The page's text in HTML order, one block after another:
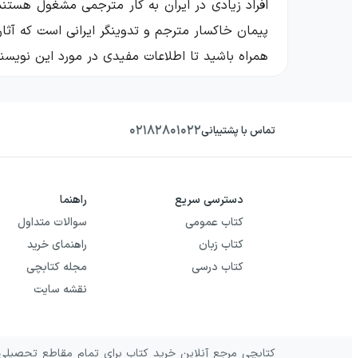
افراد زیادی در ایران به کار مترجمی مشغول
پیمان خاکسار مترجم و تدوینگر ایرانی است که
همراه باشید تا اطلاعات مفیدی در مورد این
زیادی نیز فعالیت داشته است. کارترجمه او از
خاکسار معتقد است شروع کار مترجمی او کاملا
متونی که‌ترجمه می‌کند نهایت حساسیت و دقت را
تماس با پشتیبانی۰۲۱۸۲۸۰۱۰۲۲
دسترسی سریع
کتاب عمومی
کتاب زبان
کتاب درسی
راهنما
سوالات متداول
راهنمای خرید
مجله کتابچی
نقشه سایت
کتابچی مرجع آنلاین خرید کتاب برای تمام مقاطع